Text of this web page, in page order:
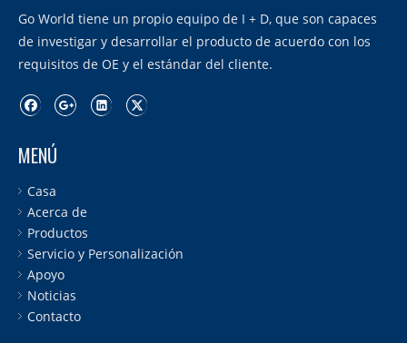
Go World tiene un propio equipo de I + D, que son capaces
de investigar y desarrollar el producto de acuerdo con los
requisitos de OE y el estándar del cliente.
MENÚ
Casa
Acerca de
Productos
Servicio y Personalización
Apoyo
Noticias
Contacto